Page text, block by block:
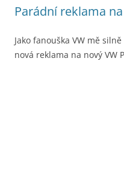
Parádní reklama
Jako fanouška VW mě
nová reklama na nový VW